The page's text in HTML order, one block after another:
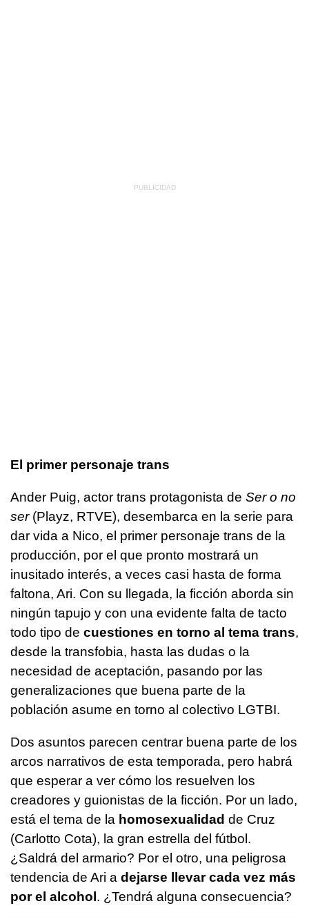
El primer personaje trans
Ander Puig, actor trans protagonista de Ser o no
ser(Playz, RTVE), desembarca en la serie para
dar vida a Nico, el primer personaje trans de la
producción, por el que pronto mostrará un
inusitado interés, a veces casi hasta de forma
faltona, Ari. Con su llegada, la ficción aborda sin
ningún tapujo y con una evidente falta de tacto
todo tipo de cuestiones en torno al tema trans,
desde la transfobia, hasta las dudas o la
necesidad de aceptación, pasando por las
generalizaciones que buena parte de la
población asume en torno al colectivo LGTBI.
Dos asuntos parecen centrar buena parte de los
arcos narrativos de esta temporada, pero habrá
que esperar a ver cómo los resuelven los
creadores y guionistas de la ficción. Por un lado,
está el tema de la homosexualidad de Cruz
(Carlotto Cota), la gran estrella del fútbol.
¿Saldrá del armario? Por el otro, una peligrosa
tendencia de Ari a dejarse llevar cada vez más
por el alcohol . ¿Tendrá alguna consecuencia?